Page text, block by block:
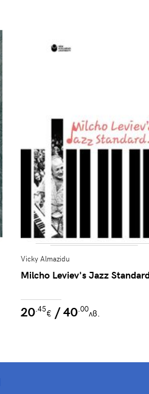
Vicky Almazidu
Milcho Leviev's Jazz
20.45€ / 40.00лв.